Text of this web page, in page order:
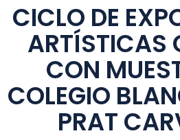
CICLO DE
ARTÍSTICAS
CON
COLEGIO
PRAT